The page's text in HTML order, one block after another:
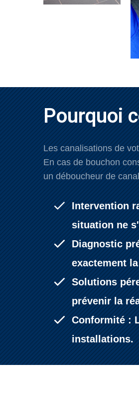
Pourquoi
Les canalisations de
En cas de bouchon
un déboucheur de
Intervention
situation ne
Diagnostic
exactement
Solutions
prévenir la
Conformité :
installations.